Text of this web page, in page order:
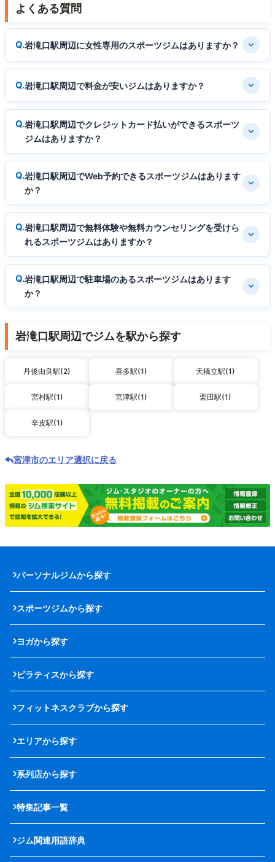
よくある質問
岩滝口駅周辺に女性専用のスポーツジムはありますか？
岩滝口駅周辺で料金が安いジムはありますか？
岩滝口駅周辺でクレジットカード払いができるスポーツ
ジムはありますか？
岩滝口駅周辺でWeb予約できるスポーツジムはあります
か？
岩滝口駅周辺で無料体験や無料カウンセリングを受けら
れるスポーツジムはありますか？
岩滝口駅周辺で駐車場のあるスポーツジムはあります
か？
岩滝口駅周辺でジムを駅から探す
丹後由良駅(2) 喜多駅(1) 天橋立駅(1)
宮村駅(1) 宮津駅(1) 栗田駅(1)
辛皮駅(1)
宮津市のエリア選択に戻る
パーソナルジムから探す
スポーツジムから探す
ヨガから探す
ピラティスから探す
フィットネスクラブから探す
エリアから探す
系列店から探す
特集記事一覧
ジム関連用語辞典